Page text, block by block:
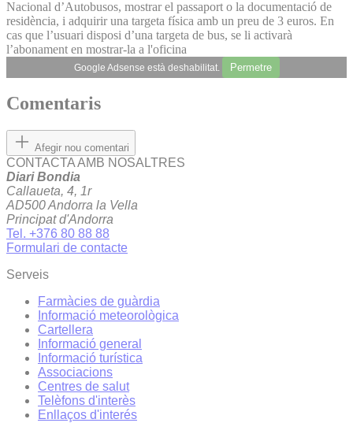
Nacional d’Autobusos, mostrar el passaport o la documentació de
residència, i adquirir una targeta física amb un preu de 3 euros. En
cas que l’usuari disposi d’una targeta de bus, se li activarà
l’abonament en mostrar-la a l'oficina
Google Adsense està deshabilitat. Permetre
Comentaris
Afegir nou comentari
CONTACTA AMB NOSALTRES
Diari Bondia
Callaueta, 4, 1r
AD500 Andorra la Vella
Principat d'Andorra
Tel. +376 80 88 88
Formulari de contacte
Serveis
Farmàcies de guàrdia
Informació meteorològica
Cartellera
Informació general
Informació turística
Associacions
Centres de salut
Telèfons d'interès
Enllaços d'interés